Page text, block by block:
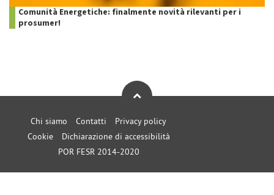
Comunità Energetiche: finalmente novità rilevanti per i
prosumer!
Chi siamo Contatti
Privacy policy
Cookie
Dichiarazione di accessibilità
POR FESR 2014-2020